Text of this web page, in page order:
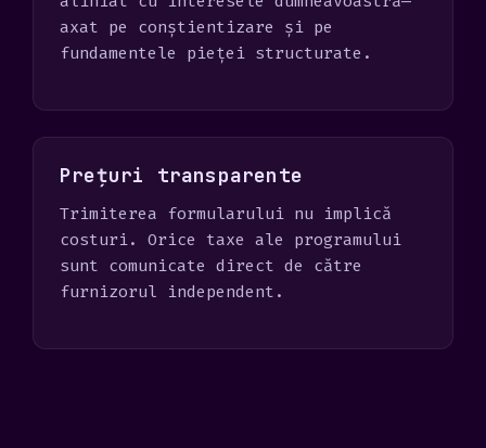
axat pe conștientizare și pe
fundamentele pieței structurate.
Prețuri transparente
Trimiterea formularului nu implică
costuri. Orice taxe ale programului
sunt comunicate direct de către
furnizorul independent.